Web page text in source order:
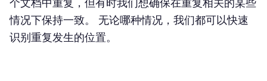
个文档中重复，但有时我们想确保在重复相关的某些
情况下保持一致。 无论哪种情况，我们都可以快速
识别重复发生的位置。